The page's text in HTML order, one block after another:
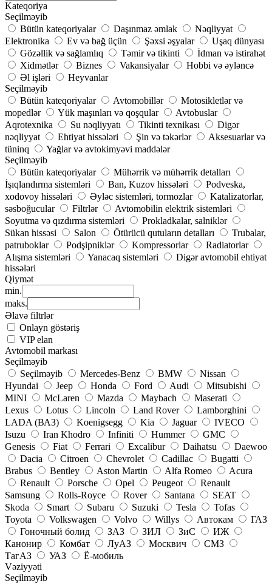
Kateqoriya
Seçilməyib
Bütün kateqoriyalar
Daşınmaz əmlak
Nəqliyyat
Elektronika
Ev və bağ üçün Şəxsi əşyalar
Uşaq dünyası
Gözəllik və sağlamlıq
Təmir və tikinti
İdman və istirahət
Xidmətlər
Biznes Vakansiyalar
Hobbi və əyləncə
Əl işləri
Heyvanlar
Seçilməyib
Bütün kateqoriyalar
Avtomobillər
Motosikletlər və
mopedlər
Yük maşınları və qoşqular
Avtobuslar
Aqrotexnika
Su nəqliyyatı Tikinti texnikası
Digər
nəqliyyat
Ehtiyat hissələri Şin və təkərlər
Aksesuarlar və
tüninq
Yağlar və avtokimyəvi maddələr
Seçilməyib
Bütün kateqoriyalar
Mühərrik və mühərrik detalları
İşıqlandırma sistemləri
Ban, Kuzov hissələri
Podveska,
xodovoy hissələri
Əyləc sistemləri, tormozlar
Katalizatorlar,
səsboğucular
Filtrlər
Avtomobilin elektrik sistemləri
Soyutma və qızdırma sistemləri
Prokladkalar, salniklər
Sükan hissəsi
Salon Ötürücü qutuların detalları
Trubalar,
patruboklar
Podşipniklər Kompressorlar
Radiatorlar
Alışma sistemləri
Yanacaq sistemləri
Digər avtomobil ehtiyat
hissələri
Qiymət
min.
maks.
Əlavə filtrlər
Onlayn göstəriş
VIP elan
Avtomobil markası
Seçilməyib
Seçilməyib
Mercedes-Benz BMW
Nissan
Hyundai
Jeep Honda Ford Audi
Mitsubishi
MINI
McLaren Mazda Maybach
Maserati
Lexus
Lotus Lincoln Land Rover
Lamborghini
LADA (ВАЗ)
Koenigsegg Kia Jaguar
IVECO
Isuzu
Iran Khodro Infiniti Hummer
GMC
Genesis
Fiat Ferrari Excalibur Daihatsu
Daewoo
Dacia
Citroen Chevrolet Cadillac
Bugatti
Brabus
Bentley Aston Martin Alfa Romeo
Acura
Renault
Porsche Opel Peugeot
Renault
Samsung
Rolls-Royce Rover Santana
SEAT
Skoda
Smart Subaru Suzuki Tesla
Tofas
Toyota
Volkswagen Volvo Willys Автокам
ГАЗ
Гоночный болид
ЗАЗ ЗИЛ ЗиС
ИЖ
Канонир
Комбат ЛуАЗ Москвич
СМЗ
ТагАЗ
УАЗ
Ё-мобиль
Vəziyyəti
Seçilməyib